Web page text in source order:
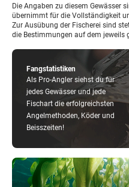
Fangstatistiken
Als Pro-Angler siehst du für
jedes Gewässer und jede
Fischart die erfolgreichsten
Angelmethoden, Köder und
Beisszeiten!
Die Angaben zu diesem Gewässer
übernimmt für die Vollständigkeit
Zur Ausübung der Fischerei sind
die Bestimmungen auf dem jeweils